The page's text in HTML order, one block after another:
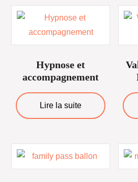
Hypnose et
accompagnement
Lire la suite